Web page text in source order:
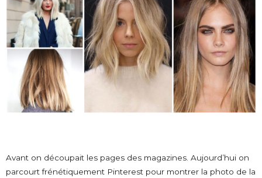
Avant on découpait les pages des magazines. Aujourd’hui on
parcourt frénétiquement Pinterest pour montrer la photo de la